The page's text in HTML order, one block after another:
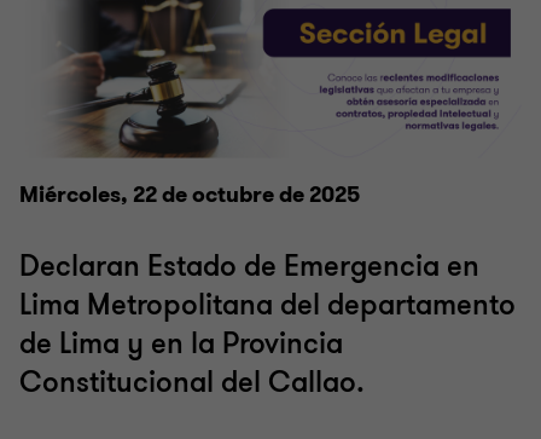
Miércoles, 22 de octubre de 2025
Declaran Estado de Emergencia en
Lima Metropolitana del departamento
de Lima y en la Provincia
Constitucional del Callao.